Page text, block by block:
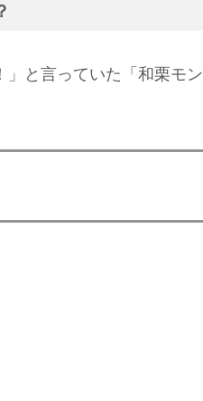
と言っていた「和栗モ